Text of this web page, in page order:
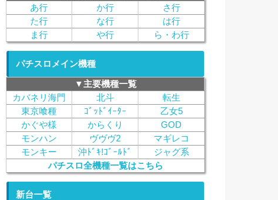
あ行
か行
さ行
た行
な行
は行
ま行
や行 ら・わ行
パチスロメイン機種
▼主要機種一覧
カバネリ海門
北斗
転生
東京喰種
ｺﾞｯﾄﾞｲｰﾀｰ
乙女5
かぐや様
からくり
GOD
モンハン
ヴヴヴ2
マギレコ
モンキー
沖ﾄﾞｷ!ｺﾞｰﾙﾄﾞ
ジャグ系
パチスロ全機種一覧はこちら
新台一覧